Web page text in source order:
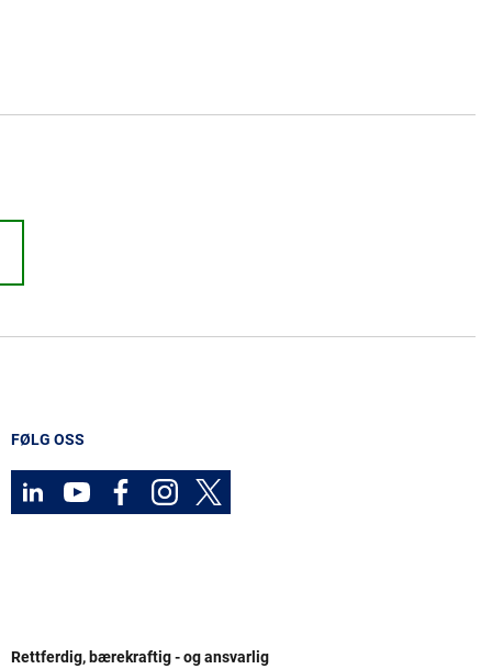
FØLG OSS
Rettferdig, bærekraftig - og ansvarlig